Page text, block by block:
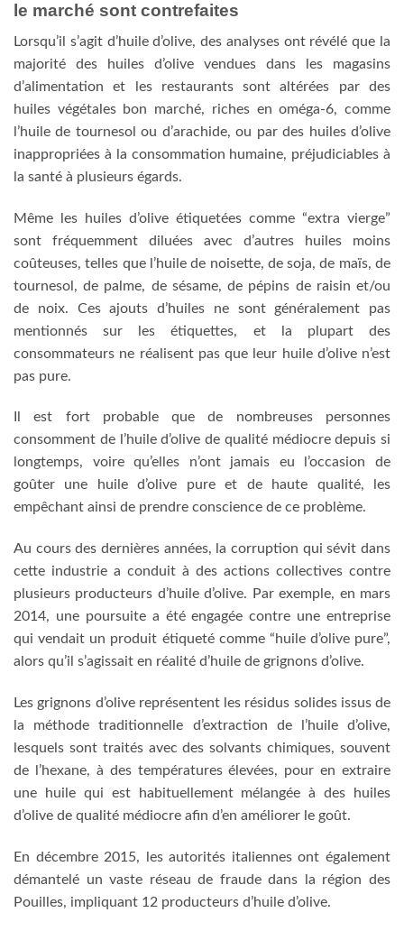
le marché sont contrefaites
Lorsqu’il s’agit d’huile d’olive, des analyses ont révélé que la
majorité des huiles d’olive vendues dans les magasins
d’alimentation et les restaurants sont altérées par des
huiles végétales bon marché, riches en oméga-6, comme
l’huile de tournesol ou d’arachide, ou par des huiles d’olive
inappropriées à la consommation humaine, préjudiciables à
la santé à plusieurs égards.
Même les huiles d’olive étiquetées comme “extra vierge”
sont fréquemment diluées avec d’autres huiles moins
coûteuses, telles que l’huile de noisette, de soja, de maïs, de
tournesol, de palme, de sésame, de pépins de raisin et/ou
de noix. Ces ajouts d’huiles ne sont généralement pas
mentionnés sur les étiquettes, et la plupart des
consommateurs ne réalisent pas que leur huile d’olive n’est
pas pure.
Il est fort probable que de nombreuses personnes
consomment de l’huile d’olive de qualité médiocre depuis si
longtemps, voire qu’elles n’ont jamais eu l’occasion de
goûter une huile d’olive pure et de haute qualité, les
empêchant ainsi de prendre conscience de ce problème.
Au cours des dernières années, la corruption qui sévit dans
cette industrie a conduit à des actions collectives contre
plusieurs producteurs d’huile d’olive. Par exemple, en mars
2014, une poursuite a été engagée contre une entreprise
qui vendait un produit étiqueté comme “huile d’olive pure”,
alors qu’il s’agissait en réalité d’huile de grignons d’olive.
Les grignons d’olive représentent les résidus solides issus de
la méthode traditionnelle d’extraction de l’huile d’olive,
lesquels sont traités avec des solvants chimiques, souvent
de l’hexane, à des températures élevées, pour en extraire
une huile qui est habituellement mélangée à des huiles
d’olive de qualité médiocre afin d’en améliorer le goût.
En décembre 2015, les autorités italiennes ont également
démantelé un vaste réseau de fraude dans la région des
Pouilles, impliquant 12 producteurs d’huile d’olive.